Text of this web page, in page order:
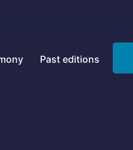
Past editions